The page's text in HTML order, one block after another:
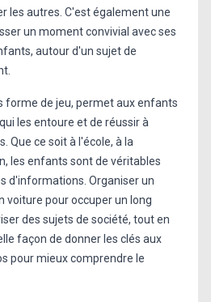
les autres. C'est également une
un moment convivial avec ses
autour d'un sujet de
forme de jeu, permet aux enfants
les entoure et de réussir à
Que ce soit à l'école, à la
les enfants sont de véritables
d'informations. Organiser un
voiture pour occuper un long
des sujets de société, tout en
façon de donner les clés aux
pour mieux comprendre le